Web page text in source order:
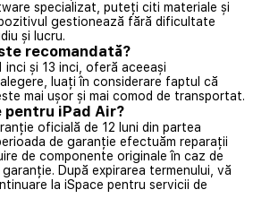
specializat, puteți citi materiale și
gestionează fără dificultate
și lucru.
recomandată?
inci și 13 inci, oferă aceeași
luați în considerare faptul că
mai ușor și mai comod de transportat.
iPad Air?
oficială de 12 luni din partea
de garanție efectuăm reparații
de componente originale în caz de
După expirarea termenului, vă
la iSpace pentru servicii de